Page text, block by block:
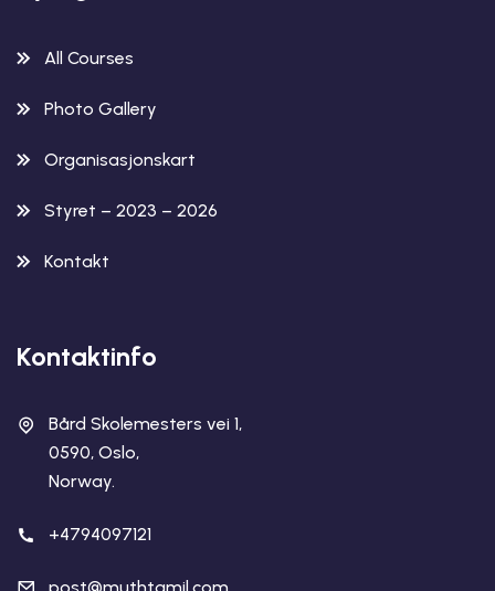
All Courses
Photo Gallery
Organisasjonskart
Styret – 2023 – 2026
Kontakt
Kontaktinfo
Bård Skolemesters vei 1,
0590, Oslo,
Norway.
+4794097121